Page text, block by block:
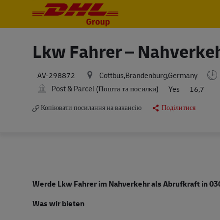
Lkw Fahrer –
AV-298872 Cottbus,Brandenburg,Germany
Post & Parcel (Пошта та посилки)
Yes 16,7
Копіювати посилання на вакансію Поділитися
Werde Lkw Fahrer im Nahverkehr als Abrufkraft in
Was wir bieten